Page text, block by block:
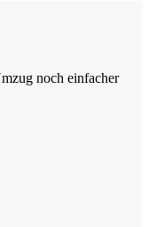
noch einfacher